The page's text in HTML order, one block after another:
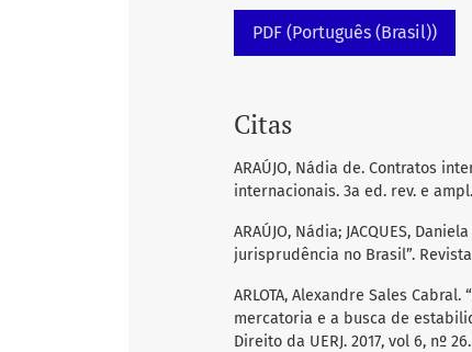
PDF (Português (Brasil))
Citas
ARAÚJO, Nádia de. Contratos
internacionais. 3a ed. rev. e
ARAÚJO, Nádia; JACQUES,
jurisprudência no Brasil”.
ARLOTA, Alexandre Sales
mercatoria e a busca de
Direito da UERJ. 2017, vol 6, nº 26.